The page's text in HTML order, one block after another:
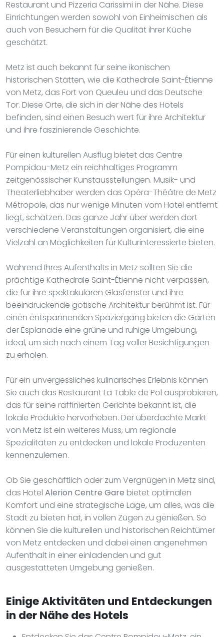
Restaurant und Pizzeria Carissimi in der Nähe. Diese
Einrichtungen werden sowohl von Einheimischen als
auch von Besuchern für die Qualität ihrer Küche
geschätzt.
Metz ist auch bekannt für seine ikonischen
historischen Stätten, wie die Kathedrale Saint-Étienne
von Metz, das Fort von Queuleu und das Deutsche
Tor. Diese Orte, die sich in der Nähe des Hotels
befinden, sind einen Besuch wert für ihre Architektur
und ihre faszinierende Geschichte.
Für einen kulturellen Ausflug bietet das Centre
Pompidou-Metz ein reichhaltiges Programm
zeitgenössischer Kunstausstellungen. Musik- und
Theaterliebhaber werden das Opéra-Théâtre de Metz
Métropole, das nur wenige Minuten vom Hotel entfernt
liegt, schätzen. Das ganze Jahr über werden dort
verschiedene Veranstaltungen organisiert, die eine
Vielzahl an Möglichkeiten für Kulturinteressierte bieten.
Während Ihres Aufenthalts in Metz sollten Sie die
prächtige Kathedrale Saint-Étienne nicht verpassen,
die für ihre spektakulären Glasfenster und ihre
beeindruckende gotische Architektur berühmt ist. Für
einen entspannenden Spaziergang bieten die Gärten
der Esplanade eine grüne und ruhige Umgebung,
ideal, um sich nach einem Tag voller Besichtigungen
zu erholen.
Für ein unvergessliches kulinarisches Erlebnis können
Sie auch das Restaurant La Table de Pol ausprobieren,
das für seine raffinierten Gerichte bekannt ist, die
lokale Produkte hervorheben. Der überdachte Markt
von Metz ist ein weiteres Muss, um regionale
Spezialitäten zu entdecken und lokale Produzenten
kennenzulernen.
Ob Sie geschäftlich oder zum Vergnügen in Metz sind,
das Hotel Alerion Centre Gare bietet optimalen
Komfort und eine strategische Lage, um alles, was die
Stadt zu bieten hat, in vollen Zügen zu genießen. So
können Sie die kulturellen und historischen Reichtümer
von Metz entdecken und dabei einen angenehmen
Aufenthalt in einer einladenden und gut
ausgestatteten Umgebung genießen.
Einige Aktivitäten und Entdeckungen
in der Nähe des Hotels